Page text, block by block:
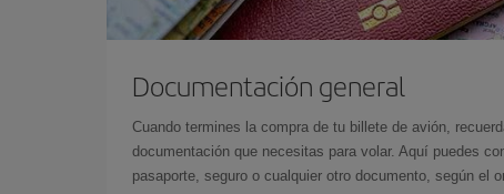
Documentación general
Cuando termines la compra de tu billete de avión,
documentación que necesitas para volar. Aquí puedes
pasaporte, seguro o cualquier otro documento, según el